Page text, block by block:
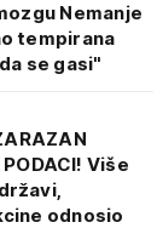
Nemanje
tempirana
se gasi"
PODACI! Više
odnosio